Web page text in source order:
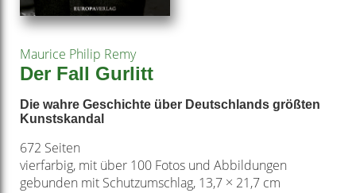
Maurice Philip Remy
Der Fall Gurlitt
Die wahre Geschichte über Deutschlands größten
Kunstskandal
672 Seiten
vierfarbig, mit über 100 Fotos und Abbildungen
gebunden mit Schutzumschlag, 13,7 × 21,7 cm